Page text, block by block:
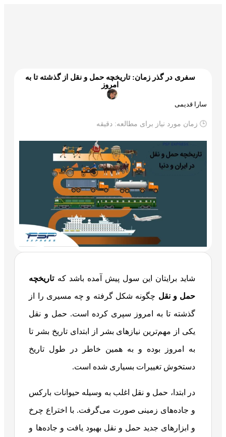
سفری در گذر زمان: تاریخچه حمل و نقل از گذشته تا به
امروز
سارا قدیمی
🕒 زمان مورد نیاز برای مطالعه: دقیقه
شاید برایتان این سول پیش آمده باشد کهتاریخچه
حمل و نقل چگونه شکل گرفته و چه مسیری را از
گذشته تا به امروز سپری کرده است. حمل و نقل
یکی از مهم‌ترین نیازهای بشر از ابتدای تاریخ بشر تا
به امروز بوده و به همین خاطر در طول تاریخ
دستخوش تغییرات بسیاری شده است.
در ابتدا، حمل و نقل اغلب به وسیله حیوانات بارکس
و جاده‌های زمینی صورت می‌گرفت. با اختراع چرخ
و ابزارهای جدید حمل و نقل بهبود یافت و جاده‌ها و